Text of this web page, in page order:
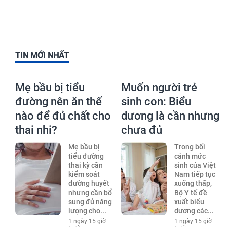
TIN MỚI NHẤT
Mẹ bầu bị tiểu
đường nên ăn thế
nào để đủ chất cho
thai nhi?
Mẹ bầu bị
tiểu đường
thai kỳ cần
kiểm soát
đường huyết
nhưng cần bổ
sung đủ năng
lượng cho...
1 ngày 15 giờ
Muốn người trẻ
sinh con: Biểu
dương là cần nhưng
chưa đủ
Trong bối
cảnh mức
sinh của Việt
Nam tiếp tục
xuống thấp,
Bộ Y tế đề
xuất biểu
dương các...
1 ngày 15 giờ